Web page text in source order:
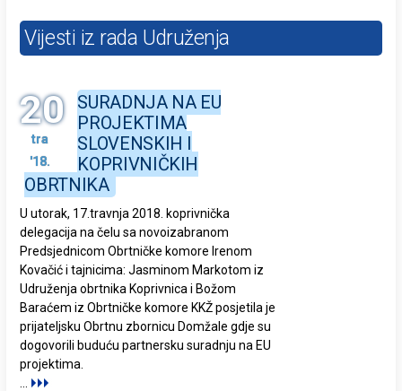
Vijesti iz rada Udruženja
20
tra
'18.
SURADNJA NA EU
PROJEKTIMA
SLOVENSKIH I
KOPRIVNIČKIH
OBRTNIKA
U utorak, 17.travnja 2018. koprivnička
delegacija na čelu sa novoizabranom
Predsjednicom Obrtničke komore Irenom
Kovačić i tajnicima: Jasminom Markotom iz
Udruženja obrtnika Koprivnica i Božom
Baraćem iz Obrtničke komore KKŽ posjetila je
prijateljsku Obrtnu zbornicu Domžale gdje su
dogovorili buduću partnersku suradnju na EU
projektima.
...